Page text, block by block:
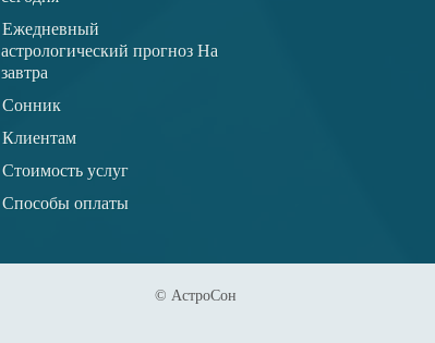
Ежедневный
астрологический прогноз На
завтра
Сонник
Клиентам
Стоимость услуг
Способы оплаты
© АстроСон